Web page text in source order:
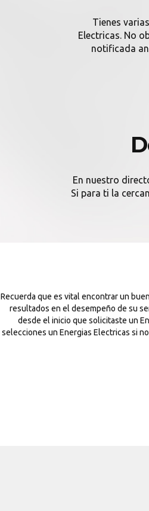
Tienes
Electricas. No
notificada
En nuestro
Si para ti la
Recuerda que es vital encontrar un
resultados en el desempeño de su
desde el inicio que solicitaste un
selecciones un Energias Electricas si